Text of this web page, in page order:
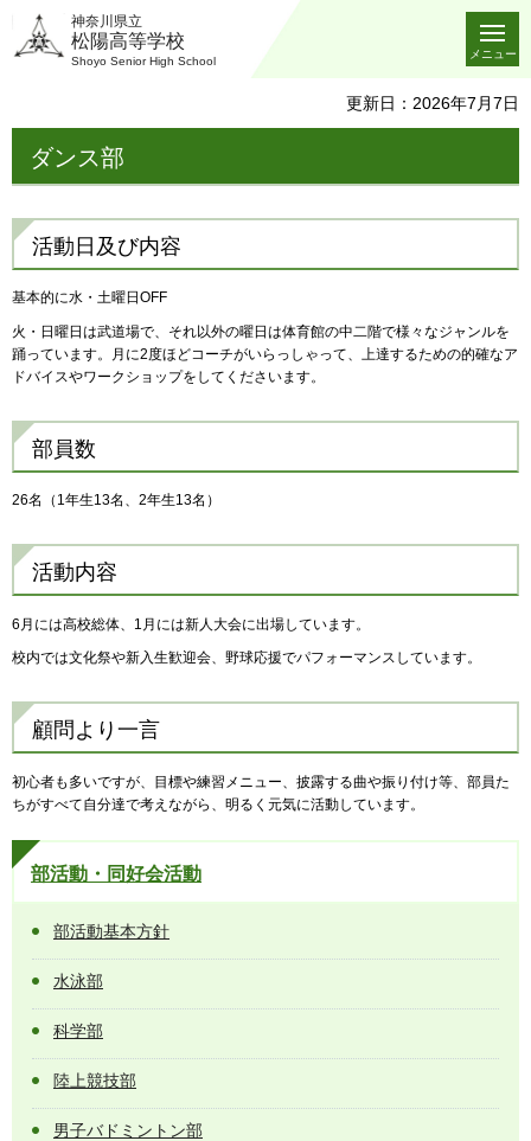
神奈川県立
松陽高等学校
Shoyo Senior High School
メニュー
更新日：2026年7月7日
ダンス部
活動日及び内容
基本的に水・土曜日OFF
火・日曜日は武道場で、それ以外の曜日は体育館の中二階で様々なジャンルを
踊っています。月に2度ほどコーチがいらっしゃって、上達するための的確なア
ドバイスやワークショップをしてくださいます。
部員数
26名（1年生13名、2年生13名）
活動内容
6月には高校総体、1月には新人大会に出場しています。
校内では文化祭や新入生歓迎会、野球応援でパフォーマンスしています。
顧問より一言
初心者も多いですが、目標や練習メニュー、披露する曲や振り付け等、部員た
ちがすべて自分達で考えながら、明るく元気に活動しています。
部活動・同好会活動
部活動基本方針
水泳部
科学部
陸上競技部
男子バドミントン部